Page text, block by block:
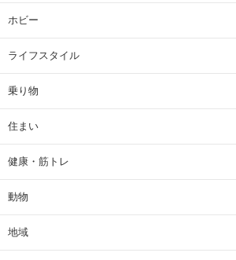
ホビー
ライフスタイル
乗り物
住まい
健康・筋トレ
動物
地域